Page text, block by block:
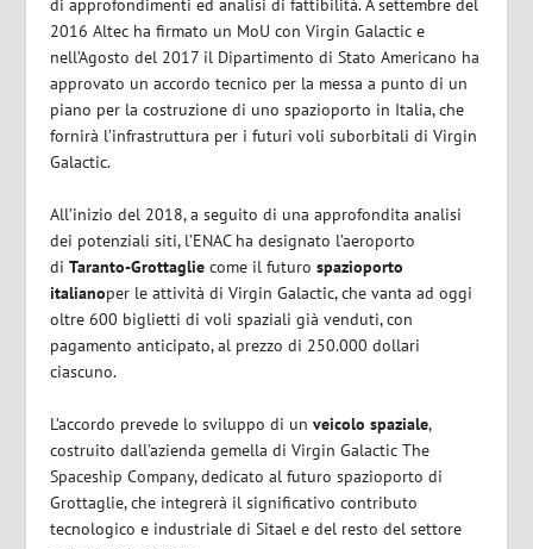
2016 Altec ha firmato un MoU con Virgin Galactic e
nell’Agosto del 2017 il Dipartimento di Stato Americano ha
approvato un accordo tecnico per la messa a punto di un
piano per la costruzione di uno spazioporto in Italia, che
fornirà l’infrastruttura per i futuri voli suborbitali di Virgin
Galactic.
All’inizio del 2018, a seguito di una approfondita analisi
dei potenziali siti, l’ENAC ha designato l’aeroporto
diTaranto-Grottaglie come il futuro spazioporto
italianoper le attività di Virgin Galactic, che vanta ad oggi
oltre 600 biglietti di voli spaziali già venduti, con
pagamento anticipato, al prezzo di 250.000 dollari
ciascuno.
L’accordo prevede lo sviluppo di unveicolo spaziale,
costruito dall’azienda gemella di Virgin Galactic The
Spaceship Company, dedicato al futuro spazioporto di
Grottaglie, che integrerà il significativo contributo
tecnologico e industriale di Sitael e del resto del settore